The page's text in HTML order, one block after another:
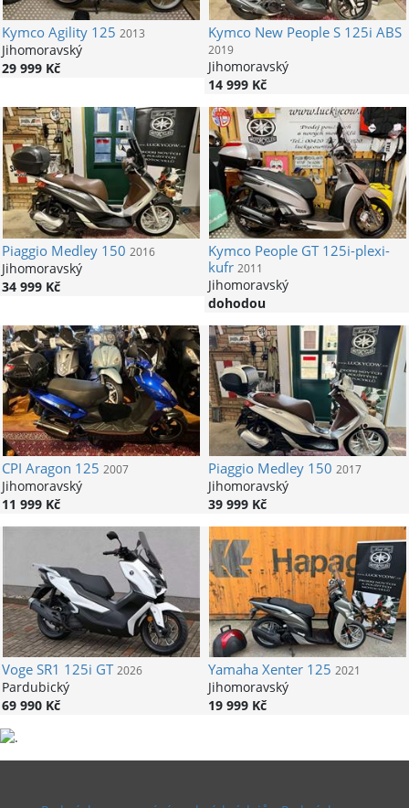
KymcoAgility 125 2013
Jihomoravský
29 999 Kč
KymcoNew People S 125i ABS
2019
Jihomoravský
14 999 Kč
PiaggioMedley 150 2016
Jihomoravský
34 999 Kč
KymcoPeople GT 125i-plexi-
kufr 2011
Jihomoravský
dohodou
CPI Aragon 125 2007
Jihomoravský
11 999 Kč
PiaggioMedley 150 2017
Jihomoravský
39 999 Kč
VogeSR1 125i GT 2026
Pardubický
69 990 Kč
YamahaXenter 125 2021
Jihomoravský
19 999 Kč